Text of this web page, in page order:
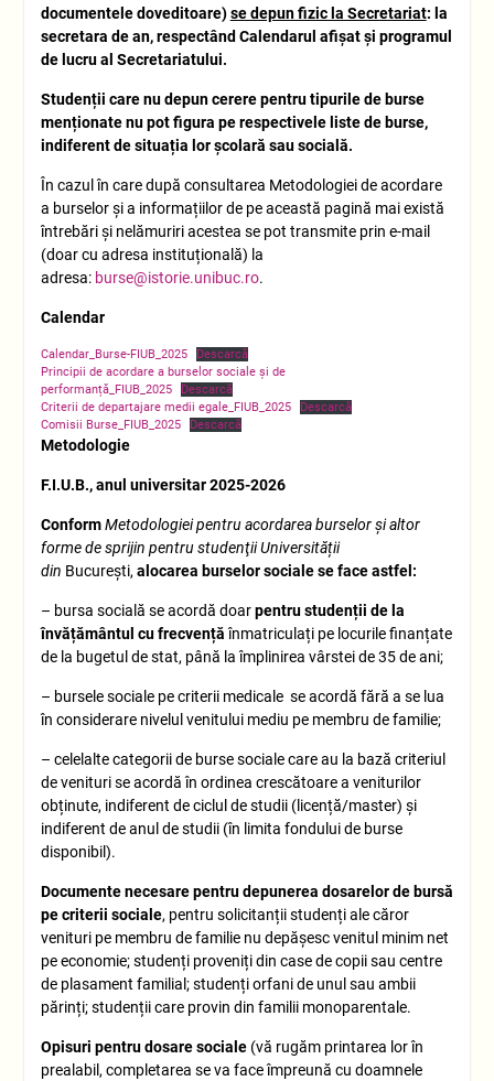
documentele doveditoare)se depun fizic la Secretariat: la
secretara de an, respectând Calendarul afișat și programul
de lucru al Secretariatului.
Studenții care nu depun cerere pentru tipurile de burse
menționate nu pot figura pe respectivele liste de burse,
indiferent de situația lor școlară sau socială.
În cazul în care după consultarea Metodologiei de acordare
a burselor și a informațiilor de pe această pagină mai există
întrebări și nelămuriri acestea se pot transmite prin e-mail
(doar cu adresa instituțională) la
adresa: burse@istorie.unibuc.ro.
Calendar
Calendar_Burse-FIUB_2025
Descarcă
Principii de acordare a burselor sociale și de
performanță_FIUB_2025
Descarcă
Criterii de departajare medii egale_FIUB_2025
Descarcă
Comisii Burse_FIUB_2025
Descarcă
Metodologie
F.I.U.B., anul universitar 2025-2026
ConformMetodologiei pentru acordarea burselor și altor
forme de sprijin pentru studenţii Universității
din București, alocarea burselor sociale se face astfel:
– bursa socială se acordă doarpentru studenții de la
învățământul cu frecvență înmatriculați pe locurile finanțate
de la bugetul de stat, până la împlinirea vârstei de 35 de ani;
– bursele sociale pe criterii medicale se acordă fără a se lua
în considerare nivelul venitului mediu pe membru de familie;
– celelalte categorii de burse sociale care au la bază criteriul
de venituri se acordă în ordinea crescătoare a veniturilor
obținute, indiferent de ciclul de studii (licență/master) și
indiferent de anul de studii (în limita fondului de burse
disponibil).
Documente necesare pentru depunerea dosarelor de bursă
pe criterii sociale, pentru solicitanții studenți ale căror
venituri pe membru de familie nu depășesc venitul minim net
pe economie; studenți proveniți din case de copii sau centre
de plasament familial; studenți orfani de unul sau ambii
părinți; studenții care provin din familii monoparentale.
Opisuri pentru dosare sociale (vă rugăm printarea lor în
prealabil, completarea se va face împreună cu doamnele